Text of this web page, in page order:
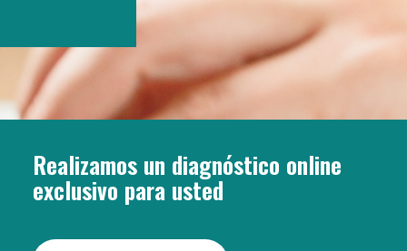
Realizamos un diagnóstico online
exclusivo para usted